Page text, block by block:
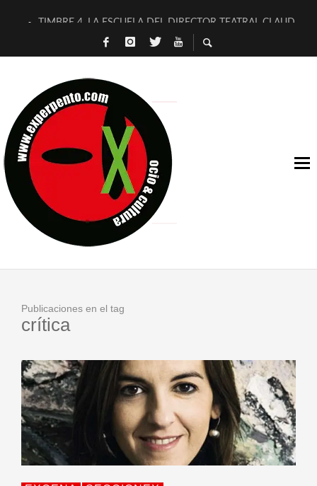
TIMBRE 4, LA ESCUELA DEL DIRECTOR TEATRAL CLAUDIO
30 AÑOS (NO ES NADA) DE LA KATARSIS DEL TOMATAZO
D’BALDOMEROS REINVENTAN [BITÁCORA 3.0] EN EXVITA
MARSHALL FLASH PRESENTA EN EXVITA [RELATIVA
JOFRE BARDAGÍ EN EXVITA INTERPRETANDO A SERRAT
YORCH PRESENTA [CURSO DE ARMONÍA PERSECUTORIA]
MAGALÍ SARE NOS EXPLICA [DESCASADA]
«NO TENGO PUTOS SUEÑOS»
Publicaciones en el tag
crítica